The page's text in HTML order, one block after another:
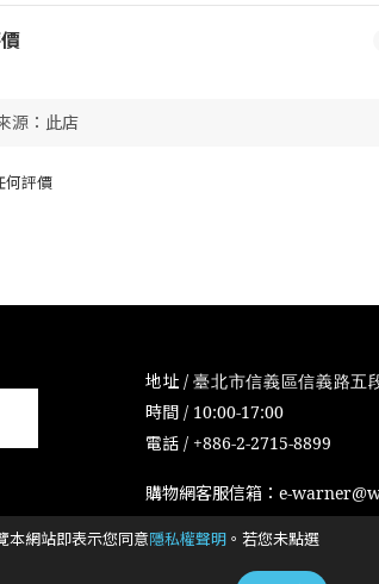
何評價
地址 /臺北市信義區信義路五
時間 / 10:00-17:00
電話 / +886-2-2715-8899
購物網客服信箱：e-
本網站即表示您同意隱私權聲明 。若您未點選